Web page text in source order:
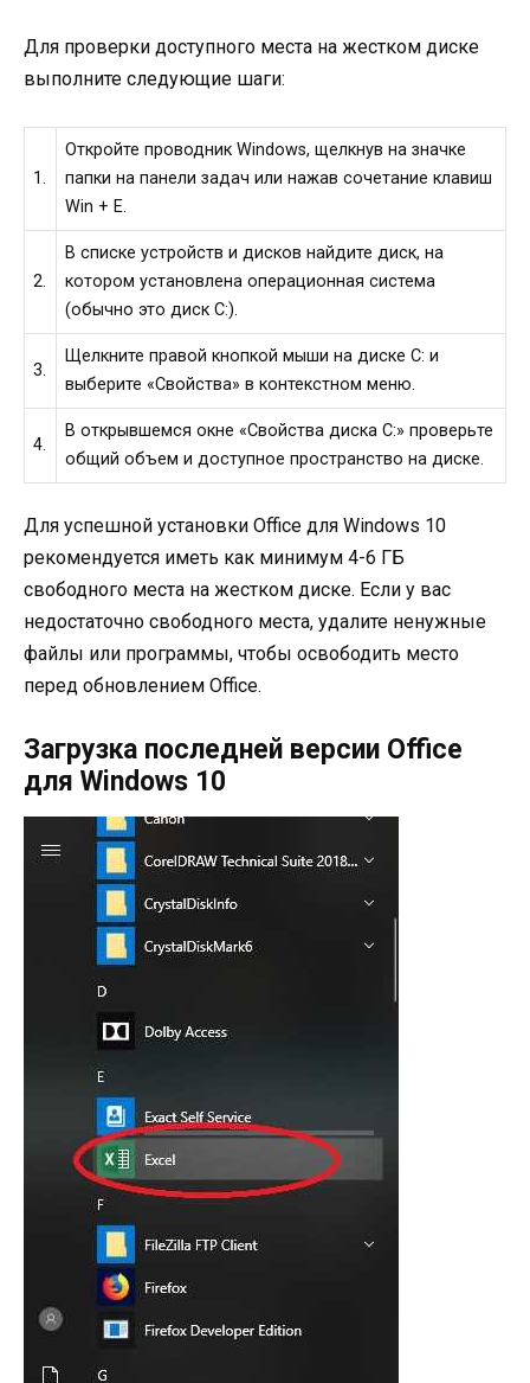
Для проверки доступного места на жестком диске
выполните следующие шаги:
1.
Откройте проводник Windows, щелкнув на значке
папки на панели задач или нажав сочетание клавиш
Win + E.
2.
В списке устройств и дисков найдите диск, на
котором установлена операционная система
(обычно это диск С:).
3.
Щелкните правой кнопкой мыши на диске С: и
выберите «Свойства» в контекстном меню.
4.
В открывшемся окне «Свойства диска С:» проверьте
общий объем и доступное пространство на диске.
Для успешной установки Office для Windows 10
рекомендуется иметь как минимум 4-6 ГБ
свободного места на жестком диске. Если у вас
недостаточно свободного места, удалите ненужные
файлы или программы, чтобы освободить место
перед обновлением Office.
Загрузка последней версии Office
для Windows 10